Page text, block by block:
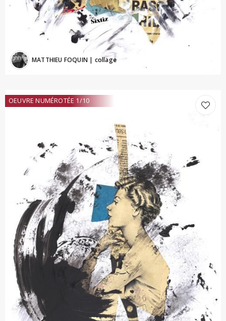
MATTHIEU FOQUIN | collage
OEUVRE NUMÉROTÉE 1/10